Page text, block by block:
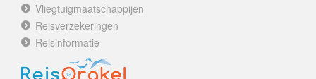
Vliegtuigmaatschappijen
Reisverzekeringen
Reisinformatie